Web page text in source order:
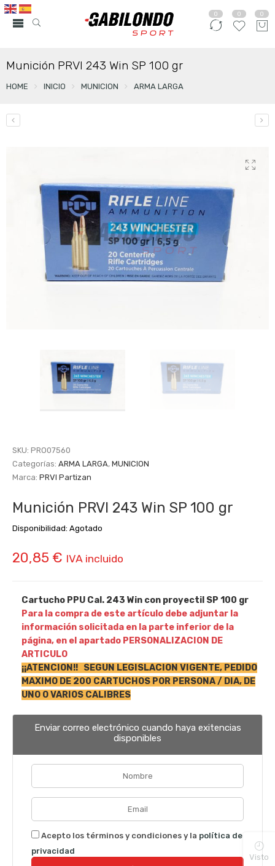
0 0 0
Munición PRVI 243 Win SP 100 gr
HOME INICIO MUNICION ARMA LARGA
SKU: PRO07560
Categorías: ARMA LARGA, MUNICION
Marca: PRVI Partizan
Munición PRVI 243 Win SP 100 gr
Disponibilidad: Agotado
20,85 € IVA incluido
Cartucho PPU Cal. 243 Win con proyectil SP 100 gr
Para la compra de este artículo debe adjuntar la
información solicitada en la parte inferior de la
página, en el apartado PERSONALIZACION DE
ARTICULO
¡¡ATENCION!! SEGUN LEGISLACION VIGENTE, PEDIDO
MAXIMO DE 200 CARTUCHOS POR PERSONA / DIA, DE
UNO O VARIOS CALIBRES
Enviar correo electrónico cuando haya exitencias
disponibles
Acepto los términos y condiciones y la política de
privacidad
Visto